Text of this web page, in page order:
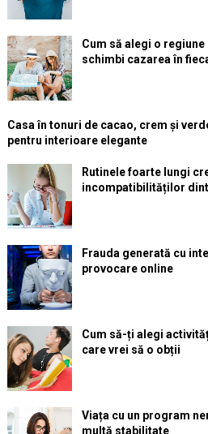
Cum să alegi o
schimbi cazarea în
Casa în tonuri de cacao, crem și
pentru interioare elegante
Rutinele foarte lungi
incompatibilităților
Frauda generată cu
provocare online
Cum să-ți alegi
care vrei să o obții
Viața cu un program
multă stabilitate